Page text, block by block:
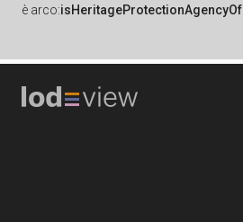
è arco:isHeritageProtectionAgencyOf